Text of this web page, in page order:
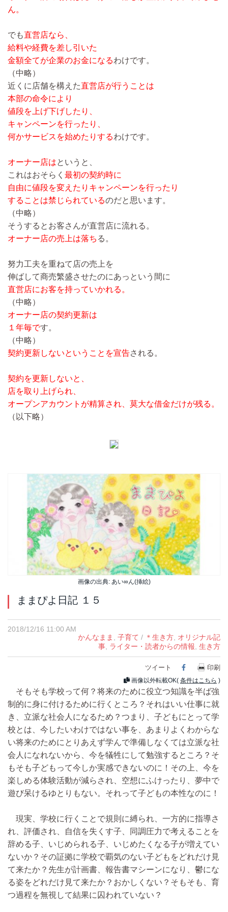
ん。
でも直営店なら、
給料や経費を差し引いた
金額全てが企業のお金になるわけです。
（中略）
近くに店舗を構えた直営店が行うことは
本部の命令により
値段を上げ下げしたり、
キャンペーンを行ったり、
何かサービスを始めたりするわけです。
オーナー店はというと、
これはおそらく 最初の契約時に
自由に値段を変えたりキャンペーンを行ったり
することは禁じられているのだと思います。
（中略）
そうするとお客さんが直営店に流れる。
オーナー店の売上は落ち る。
努力工夫を重ねて店の売上を
伸ばして商売繁盛させたのにあっという間に
直営店にお客を持っていかれる。
（中略）
オーナー店の契約更新は
１年毎です。
（中略）
契約更新しないということを宣告される。
契約を更新しないと、
店を取り上げられ、
オープンアカウントが精算され、莫大な借金だけが残る。
（以下略）
画像の出典: あい∞ん(挿絵)
ままぴよ日記 １５
2018/12/16 11:00 AM
かんなまま , 子育て / ＊生き方, オリジナル記
事, ライター・読者からの情報, 生き方
ツイート Facebook
印刷
画像以外転載OK( 条件はこちら )
そもそも学校って何？将来のために役立つ知識を半ば強
制的に身に付けるために行くところ？それはいい仕事に就
き、立派な社会人になるため？つまり、子どもにとって学
校とは、今したいわけではない事を、あまりよくわからな
い将来のためにとりあえず学んで準備しなくては立派な社
会人になれないから、今を犠牲にして勉強するところ？そ
もそも子どもって今しか実感できないのに！その上、今を
楽しめる体験活動が減らされ、空想にふけったり、夢中で
遊び呆けるゆとりもない。それって子どもの本性なのに！
現実、学校に行くことで規則に縛られ、一方的に指導さ
れ、評価され、自信を失くす子、同調圧力で考えることを
辞める子、いじめられる子、いじめたくなる子が増えてい
ないか？その証拠に学校で覇気のない子どもをどれだけ見
て来たか？先生が計画書、報告書マシーンになり、鬱にな
る姿をどれだけ見て来たか？おかしくない？そもそも、育
つ過程を無視して結果に囚われていない？